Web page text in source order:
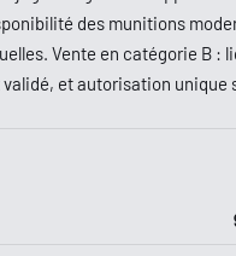
des munitions
Vente en catégorie B :
et autorisation unique